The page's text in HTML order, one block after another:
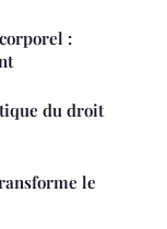
:
du droit
le